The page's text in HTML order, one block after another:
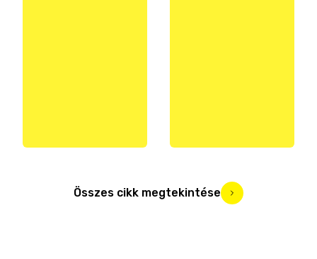
Összes cikk megtekintése